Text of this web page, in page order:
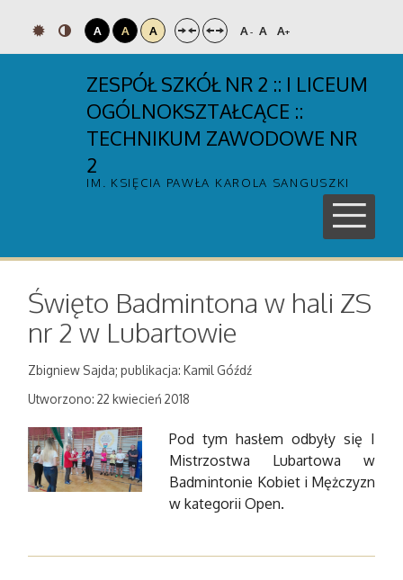
A A A A- A A+
ZESPÓŁ SZKÓŁ NR 2 :: I LICEUM
OGÓLNOKSZTAŁCĄCE ::
TECHNIKUM ZAWODOWE NR
2
IM. KSIĘCIA PAWŁA KAROLA SANGUSZKI
Święto Badmintona w hali ZS
nr 2 w Lubartowie
Zbigniew Sajda; publikacja: Kamil Góźdź
Utworzono: 22 kwiecień 2018
Pod tym hasłem odbyły się I
Mistrzostwa Lubartowa w
Badmintonie Kobiet i Mężczyzn
w kategorii Open.